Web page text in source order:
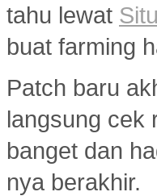
tahu lewat
buat farming
Patch baru
langsung cek
banget dan
nya berakhir.